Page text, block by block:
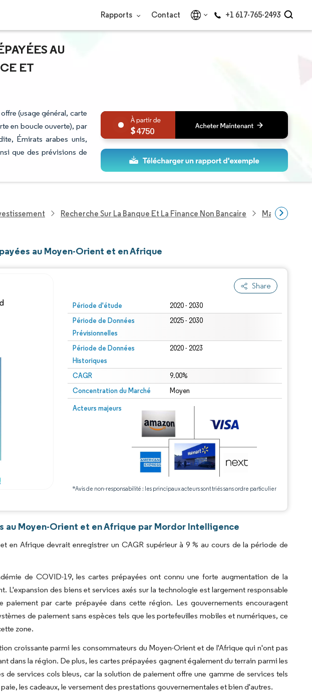
Rapports Contact +1 617-765-2493
AU
ET
(usage général, carte
en boucle ouverte), par
Émirats arabes unis,
que des prévisions de
4750
Recherche Sur La Banque Et La Finance Non Bancaire Marché Des
au Moyen-Orient et en Afrique
Share
Période d'étude 2020 - 2030
Période de Données
Prévisionnelles
2025 - 2030
Période de Données
Historiques
2020 - 2023
CAGR 9.00%
Concentration du Marché Moyen
Acteurs majeurs
*Avis de non-responsabilité : les principaux acteurs sont triés sans ordre particulier
au Moyen-Orient et en Afrique par Mordor Intelligence
en Afrique devrait enregistrer un CAGR supérieur à 9 % au cours de la période de
de COVID-19, les cartes prépayées ont connu une forte augmentation de la
L'expansion des biens et services axés sur la technologie est largement responsable
par carte prépayée dans cette région. Les gouvernements encouragent
de paiement sans espèces tels que les portefeuilles mobiles et numériques, ce
zone.
croissante parmi les consommateurs du Moyen-Orient et de l'Afrique qui n'ont pas
dans la région. De plus, les cartes prépayées gagnent également du terrain parmi les
de services cols bleus, car la solution de paiement offre une gamme de services tels
les cadeaux, le versement des prestations gouvernementales et bien d'autres.